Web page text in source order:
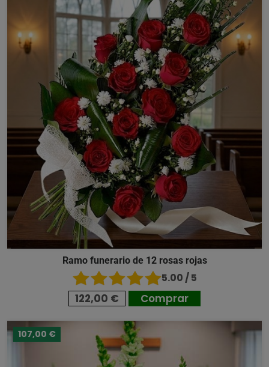
Ramo funerario de 12 rosas rojas
5.00 / 5
122,00 € Comprar
107,00 €